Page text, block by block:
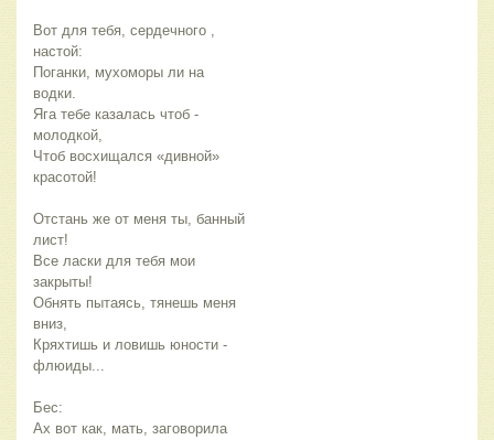
Вот для тебя, сердечного ,
настой:
Поганки, мухоморы ли на
водки.
Яга тебе казалась чтоб -
молодкой,
Чтоб восхищался «дивной»
красотой!
Отстань же от меня ты, банный
лист!
Все ласки для тебя мои
закрыты!
Обнять пытаясь, тянешь меня
вниз,
Кряхтишь и ловишь юности -
флюиды...
Бес:
Ах вот как, мать, заговорила